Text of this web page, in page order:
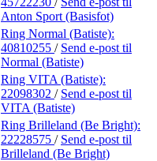
Anton Sport (Basisfot)
Ring Normal (Batiste):
40810255 / Send e-post til
Normal (Batiste)
Ring VITA (Batiste):
22098302 / Send e-post til
VITA (Batiste)
Ring Brilleland (Be Bright):
22228575 / Send e-post til
Brilleland (Be Bright)